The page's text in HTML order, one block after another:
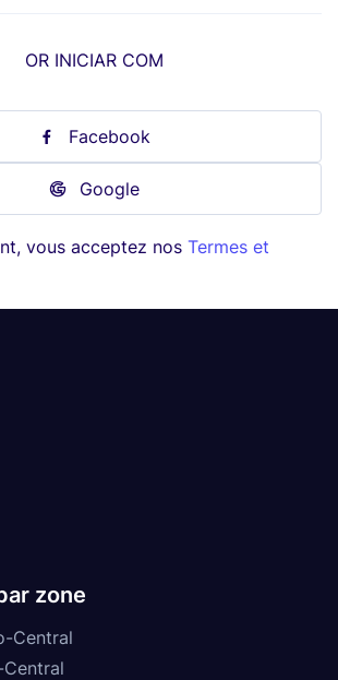
OR INICIAR COM
Facebook
Google
vous acceptez nos Termes et
zone
Central